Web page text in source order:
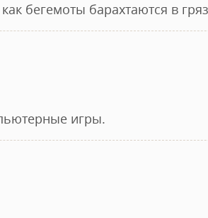
бегемоты барахтаются в
игры.